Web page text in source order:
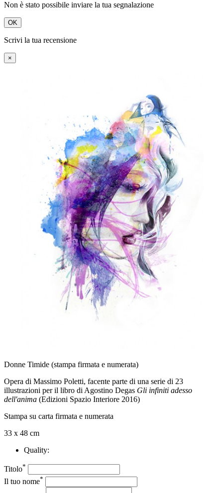
Non è stato possibile inviare la tua segnalazione
OK
Scrivi la tua recensione
×
Donne Timide (stampa firmata e numerata)
Opera di Massimo Poletti, facente parte di una serie di 23
illustrazioni per il libro di Agostino Degas Gli infiniti adesso
dell'anima (Edizioni Spazio Interiore 2016)
Stampa su carta firmata e numerata
33 x 48 cm
Quality:
Titolo*
Il tuo nome*